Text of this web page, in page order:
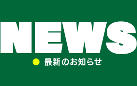
NEWS
● 最新のお知らせ